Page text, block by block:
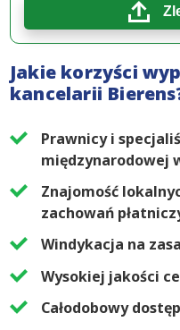
Jakie korzyści
kancelarii
Prawnicy i
międzynarodowej
Znajomość
zachowań
Windykacja na
Wysokiej jakości
Całodobowy